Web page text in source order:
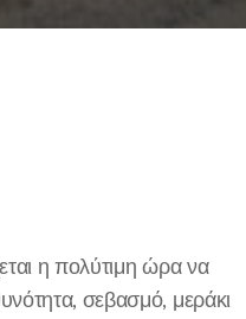
η πολύτιμη ώρα να
σεβασμό, μεράκι